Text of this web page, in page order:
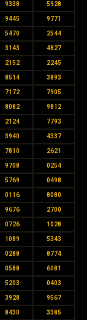
9338 5928
9445 9771
5470 2544
3143 4827
2152 2245
8514 3893
7172 7905
8082 9812
2124 7793
3940 4337
7810 2621
9708 0254
5769 0498
0116 8080
9676 2700
0726 1028
1089 5343
0288 8774
0588 6081
5203 0403
3928 9567
8430 3385